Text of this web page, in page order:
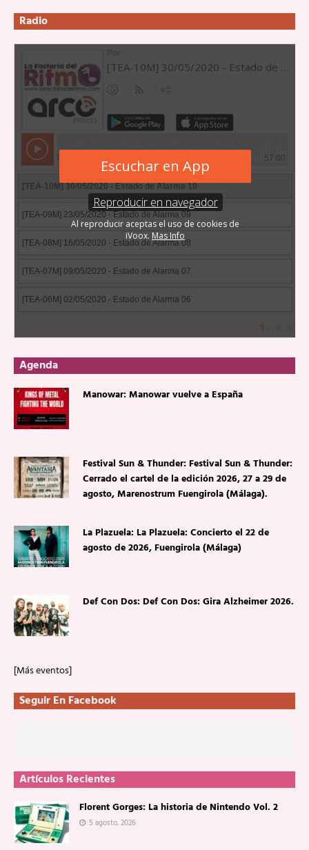
Radio
Agenda
Manowar: Manowar vuelve a España
Festival Sun & Thunder: Festival Sun & Thunder:
Cerrado el cartel de la edición 2026, 27 a 29 de
agosto, Marenostrum Fuengirola (Málaga).
La Plazuela: La Plazuela: Concierto el 22 de
agosto de 2026, Fuengirola (Málaga)
Def Con Dos: Def Con Dos: Gira Alzheimer 2026.
[Más eventos]
Seguir En Facebook
Artículos Recientes
Florent Gorges: La historia de Nintendo Vol. 2
5 agosto, 2026